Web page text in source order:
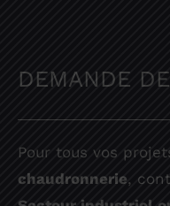
DEMANDE
Pour tous vos
chaudronnerie,